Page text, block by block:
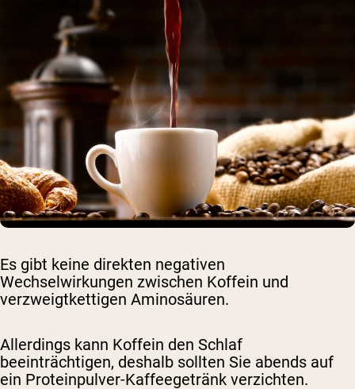
Es gibt keine direkten negativen
Wechselwirkungen zwischen Koffein und
verzweigtkettigen Aminosäuren.
Allerdings kann Koffein den Schlaf
beeinträchtigen, deshalb sollten Sie abends auf
ein Proteinpulver-Kaffeegetränk verzichten.